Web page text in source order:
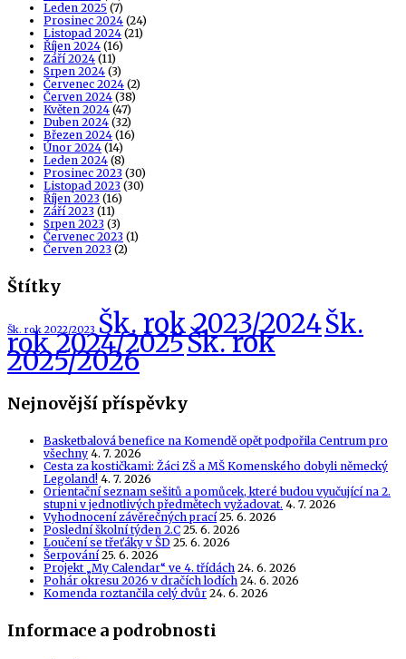
Leden 2025 (7)
Prosinec 2024 (24)
Listopad 2024 (21)
Říjen 2024 (16)
Září 2024 (11)
Srpen 2024 (3)
Červenec 2024 (2)
Červen 2024 (38)
Květen 2024 (47)
Duben 2024 (32)
Březen 2024 (16)
Únor 2024 (14)
Leden 2024 (8)
Prosinec 2023 (30)
Listopad 2023 (30)
Říjen 2023 (16)
Září 2023 (11)
Srpen 2023 (3)
Červenec 2023 (1)
Červen 2023 (2)
Štítky
Šk. rok 2022/2023 Šk. rok 2023/2024Šk.
rok 2024/2025Šk. rok
2025/2026
Nejnovější příspěvky
Basketbalová benefice na Komendě opět podpořila Centrum pro
všechny 4. 7. 2026
Cesta za kostičkami: Žáci ZŠ a MŠ Komenského dobyli německý
Legoland! 4. 7. 2026
Orientační seznam sešitů a pomůcek, které budou vyučující na 2.
stupni v jednotlivých předmětech vyžadovat. 4. 7. 2026
Vyhodnocení závěrečných prací 25. 6. 2026
Poslední školní týden 2.C 25. 6. 2026
Loučení se třeťáky v ŠD 25. 6. 2026
Šerpování 25. 6. 2026
Projekt „My Calendar“ ve 4. třídách 24. 6. 2026
Pohár okresu 2026 v dračích lodích 24. 6. 2026
Komenda roztančila celý dvůr 24. 6. 2026
Informace a podrobnosti